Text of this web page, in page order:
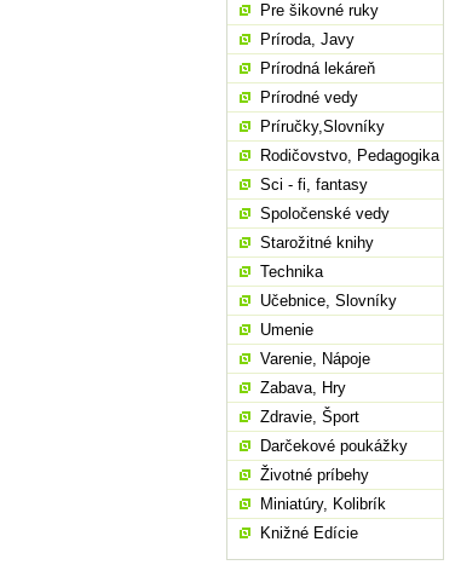
Pre šikovné ruky
Príroda, Javy
Prírodná lekáreň
Prírodné vedy
Príručky,Slovníky
Rodičovstvo, Pedagogika
Sci - fi, fantasy
Spoločenské vedy
Starožitné knihy
Technika
Učebnice, Slovníky
Umenie
Varenie, Nápoje
Zabava, Hry
Zdravie, Šport
Darčekové poukážky
Životné príbehy
Miniatúry, Kolibrík
Knižné Edície